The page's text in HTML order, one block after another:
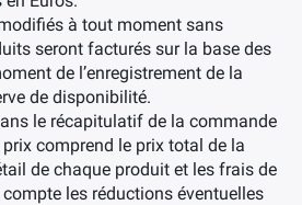
à tout moment sans
seront facturés sur la base des
de l’enregistrement de la
de disponibilité.
le récapitulatif de la commande
comprend le prix total de la
de chaque produit et les frais de
les réductions éventuelles